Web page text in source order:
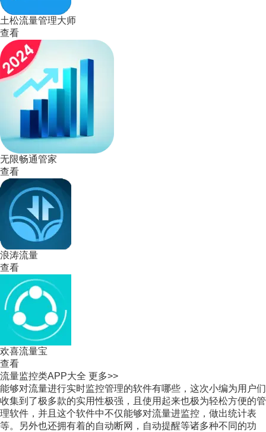
土松流量管理大师
查看
无限畅通管家
查看
浪涛流量
查看
欢喜流量宝
查看
流量监控类APP大全 更多>>
能够对流量进行实时监控管理的软件有哪些，这次小编为用户们
收集到了极多款的实用性极强，且使用起来也极为轻松方便的管
理软件，并且这个软件中不仅能够对流量进监控，做出统计表
等。另外也还拥有着的自动断网，自动提醒等诸多种不同的功